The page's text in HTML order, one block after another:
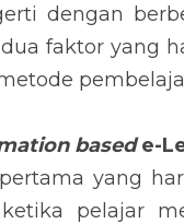
dengan
faktor yang
based e-
yang
pelajar